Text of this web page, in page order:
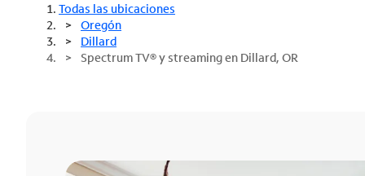
Todas las ubicaciones
Oregón
Dillard
Spectrum TV® y streaming en Dillard, OR